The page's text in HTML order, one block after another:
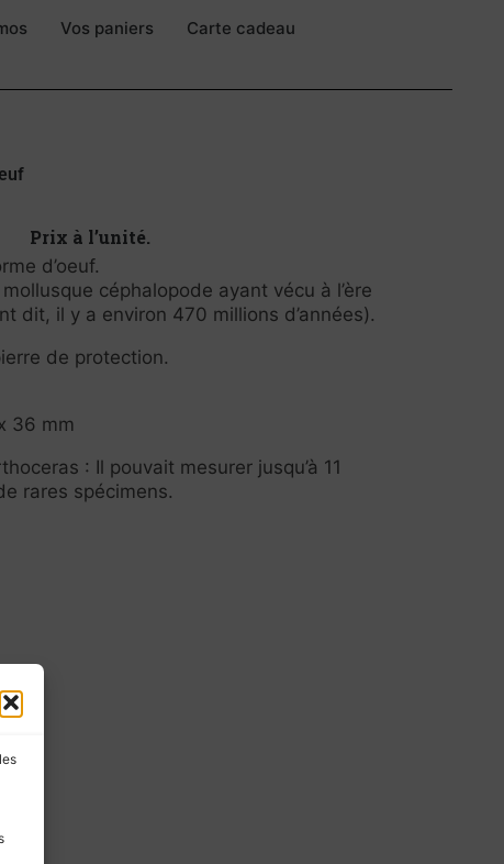
Vos paniers Carte cadeau
Prix à l’unité.
d’oeuf.
mollusque céphalopode ayant vécu à l’ère
dit, il y a environ 470 millions d’années).
de protection.
36 mm
: Il pouvait mesurer jusqu’à 11
rares spécimens.